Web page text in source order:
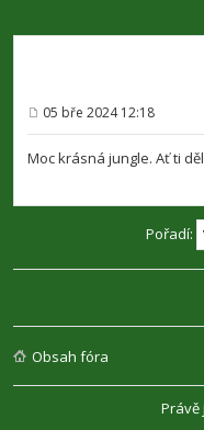
ř
í
ě
05 bře 2024 12:18
Moc krásná jungle. Ať ti
Pořadí:
Obsah fóra
Právě